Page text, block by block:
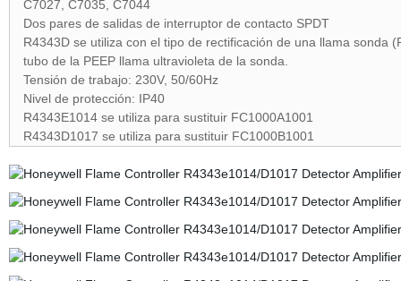
C7027, C7035, C7044
Dos pares de salidas de interruptor de contacto SPDT
R4343D se utiliza con el tipo de rectificación de una llama sonda
tubo de la PEEP llama ultravioleta de la sonda.
Tensión de trabajo: 230V, 50/60Hz
Nivel de protección: IP40
R4343E1014 se utiliza para sustituir FC1000A1001
R4343D1017 se utiliza para sustituir FC1000B1001